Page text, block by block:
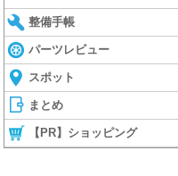
整備手帳
パーツレビュー
スポット
まとめ
【PR】ショッピング